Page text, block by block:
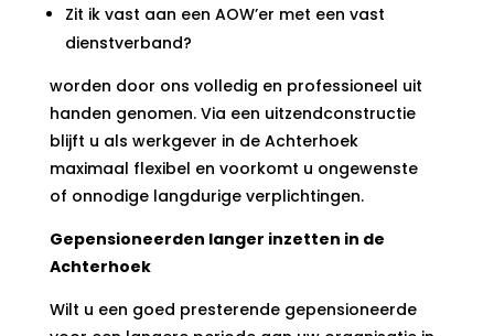
Zit ik vast aan een AOW’er met een vast
dienstverband?
worden door ons volledig en professioneel uit
handen genomen. Via een uitzendconstructie
blijft u als werkgever in de Achterhoek
maximaal flexibel en voorkomt u ongewenste
of onnodige langdurige verplichtingen.
Gepensioneerden langer inzetten in de
Achterhoek
Wilt u een goed presterende gepensioneerde